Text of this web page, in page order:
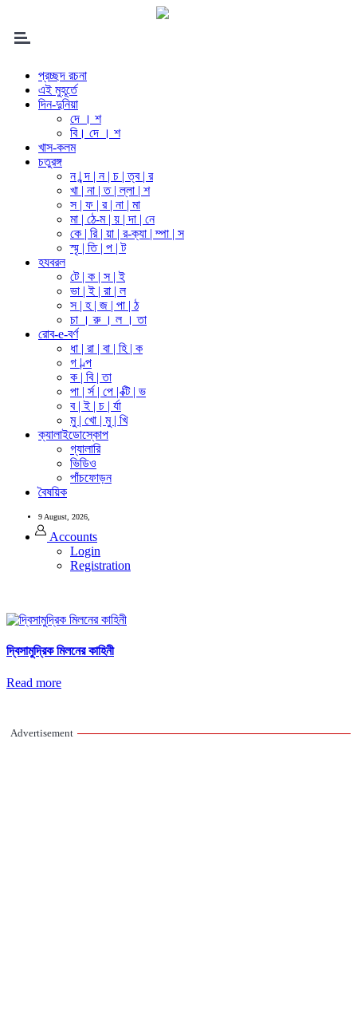
প্রচ্ছদ রচনা
এই মুহূর্তে
দিন-দুনিয়া
দে । শ
বি। দে । শ
খাস-কলম
চতুরঙ্গ
ন | ন্দ | ন | চ | ত্ব | র
খা | না | ত | ল্লা | শ
স | ফ | র | না | মা
মা | ঠে-ম | য় | দা | নে
কে | রি | য়া | র-ক্যা | ম্পা | স
স্মৃ | তি | প | ট
হযবরল
টে | ক | স | ই
ভা | ই | রা | ল
স | হ | জ | পা | ঠ
চা । রু । ল । তা
রোব-e-বর্ণ
ধা | রা | বা | হি | ক
গ | ল্প
ক | বি | তা
পা | র্স | পে | ক্টি | ভ
ব | ই | চ | র্যা
মু | খো | মু | খি
ক্যালাইডোস্কোপ
গ্যালারি
ভিডিও
পাঁচফোড়ন
বৈষয়িক
9 August, 2026,
Accounts
Login
Registration
দ্বিসামুদ্রিক মিলনের কাহিনী
Read more
Advertisement